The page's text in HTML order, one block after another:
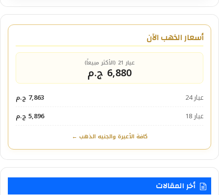
أسعار الذهب الآن
عيار 21 (الأكثر مبيعاً)
6,880 ج.م
عيار 24
7,863 ج.م
عيار 18
5,896 ج.م
كافة الأعيرة والجنيه الذهب ←
أخر المقالات